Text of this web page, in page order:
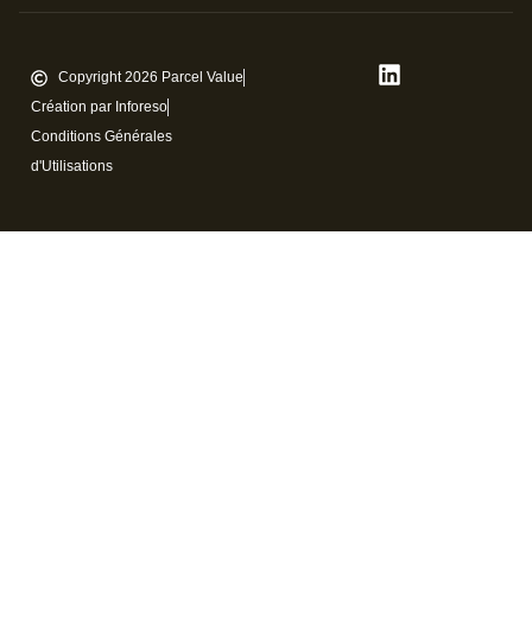
Copyright 2026 Parcel Value
Création par Inforeso
Conditions Générales
d'Utilisations